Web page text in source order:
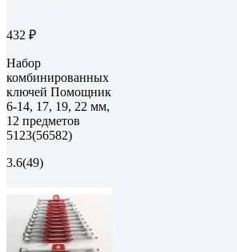
432 ₽
Набор
комбинированных
ключей Помощник
6-14, 17, 19, 22 мм,
12 предметов
5123(56582)
3.6(49)